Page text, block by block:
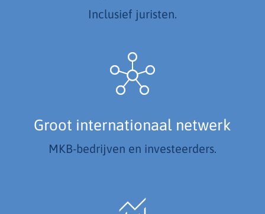
Inclusief juristen.
Groot internationaal netwerk
MKB-bedrijven en investeerders.